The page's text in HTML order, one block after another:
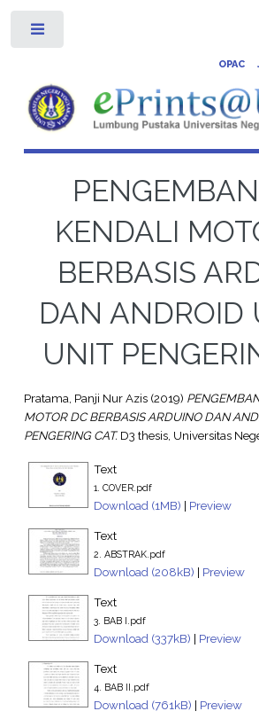
OPAC
KENDALI
BERBASIS
DAN ANDROID
UNIT
Pratama, Panji Nur Azis(2019)
MOTOR DC BERBASIS ARDUINO DAN
PENGERING CAT.D3 thesis, Universitas
Text
1. COVER.pdf
Download (1MB) | Preview
Text
2. ABSTRAK.pdf
Download (208kB) | Preview
Text
3. BAB I.pdf
Download (337kB) | Preview
Text
4. BAB II.pdf
Download (761kB) | Preview